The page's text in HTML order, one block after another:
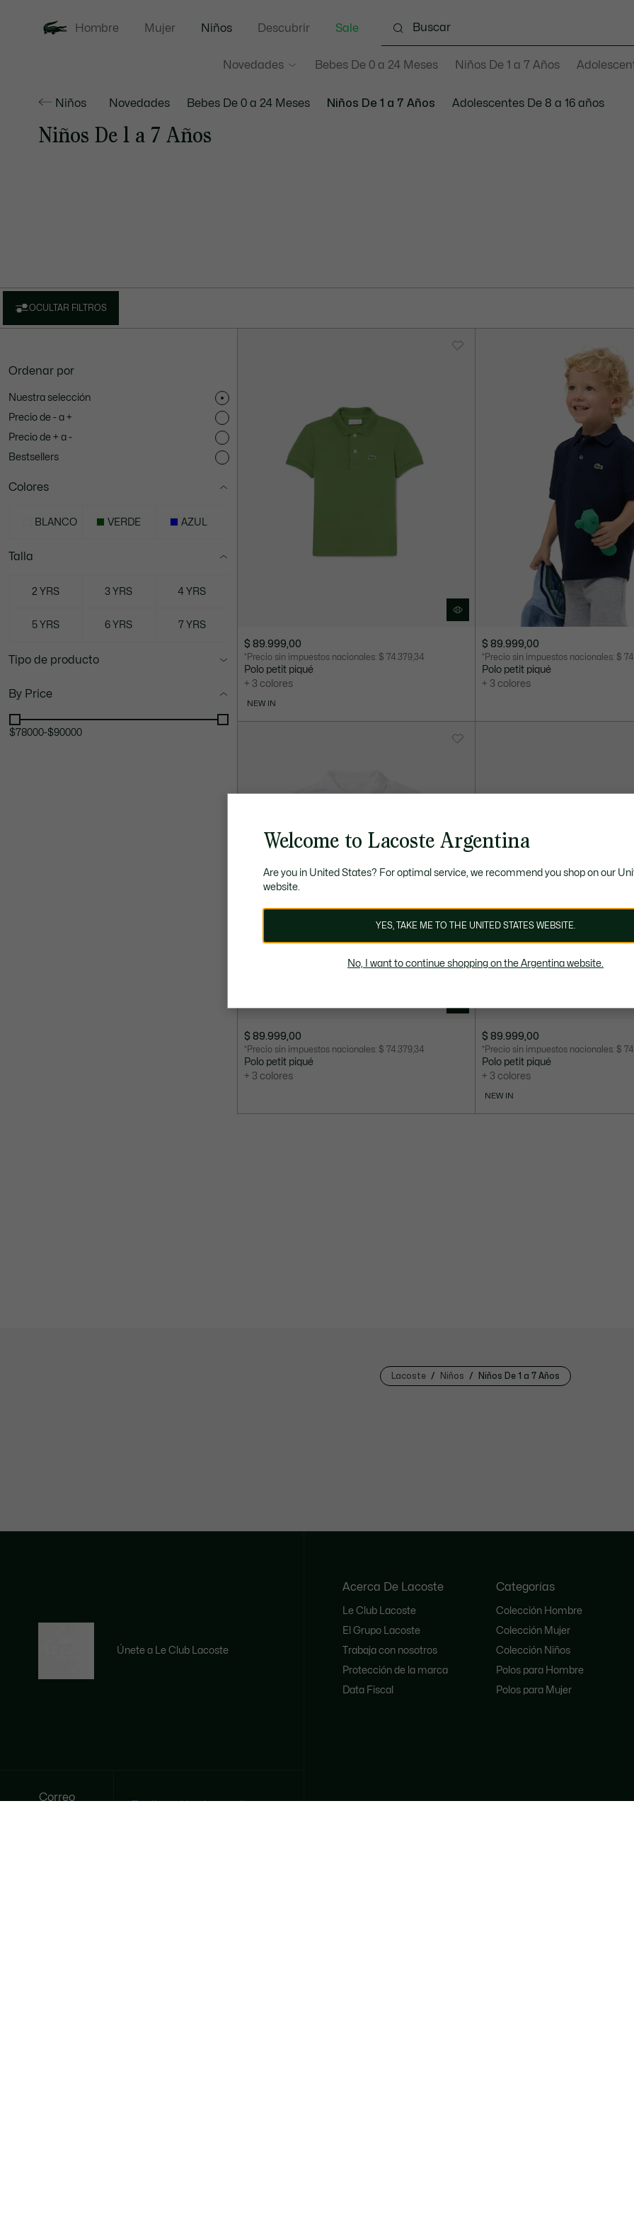
Hombre Mujer Niños
Novedades Bebes De 0 a 24 Meses Niños De 1 a 7 Años
Descubrir Sale
Niños Novedades Bebes De 0 a 24 Meses Niños De 1 a 7 Años Adolescentes De 8 a 16 años
Niños De 1 a 7 Años
OCULTAR FILTROS
Ordenar por
Nuestra selección
Precio de - a +
Precio de + a -
Bestsellers
Colores
BLANCO VERDE AZUL
Talla
2 YRS 3 YRS 4 YRS
5 YRS 6 YRS 7 YRS
Tipo de producto
By Price
$78000-$90000
$ 89.999,00
*Precio sin impuestos nacionales: $ 74.379,34
Polo petit piqué
+ 3 colores
NEW IN
$ 89.999,00
*Precio sin impuestos nacionales: $
Polo petit piqué
+ 3 colores
$ 89.999,00
*Precio sin impuestos nacionales: $ 74.379,34
Polo petit piqué
+ 3 colores
$ 89.999,00
*Precio sin impuestos nacionales: $
Polo petit piqué
+ 3 colores
NEW IN
Lacoste Niños Niños De 1 a 7 Años
Únete a Le Club Lacoste
Correo
Acerca De Lacoste
Le Club Lacoste
El Grupo Lacoste
Trabaja con nosotros
Protección de la marca
Data Fiscal
Categorías
Colección Hombre
Colección Mujer
Colección Niños
Polos para Hombre
Polos para Mujer
Welcome to Lacoste Argentina
Are you in United States? For optimal service, we recommend you shop on our
website.
YES, TAKE ME TO THE UNITED STATES WEBSITE.
No, I want to continue shopping on the Argentina website.